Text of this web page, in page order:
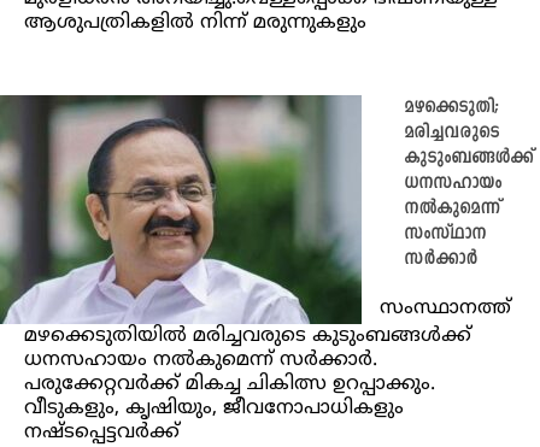
ആശുപത്രികളില്‍ നിന്ന് മരുന്നുകളും
മഴക്കെടുതി;
മരിച്ചവരുടെ
കുടുംബങ്ങൾക്ക്
ധനസഹായം
നൽകുമെന്ന്
സംസ്ഥാന
സർക്കാർ
സംസ്ഥാനത്ത്
മഴക്കെടുതിയിൽ മരിച്ചവരുടെ കുടുംബങ്ങൾക്ക്
ധനസഹായം നൽകുമെന്ന് സർക്കാർ.
പരുക്കേറ്റവർക്ക് മികച്ച ചികിത്സ ഉറപ്പാക്കും.
വീടുകളും, കൃഷിയും, ജീവനോപാധികളും
നഷ്ടപ്പെട്ടവർക്ക്